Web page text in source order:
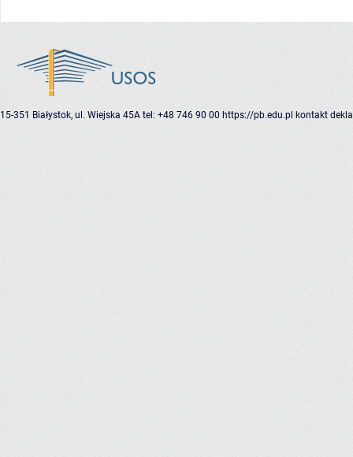
15-351 Białystok, ul. Wiejska 45A tel: +48 746 90 00 https://pb.edu.pl kontakt